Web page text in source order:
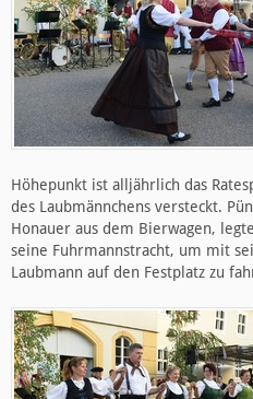
Höhepunkt ist alljährlich das
des Laubmännchens versteckt.
Honauer aus dem Bierwagen,
seine Fuhrmannstracht, um mit
Laubmann auf den Festplatz zu